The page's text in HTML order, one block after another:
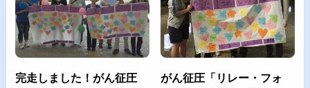
完走しました！がん征圧
がん征圧「リレー・フォ